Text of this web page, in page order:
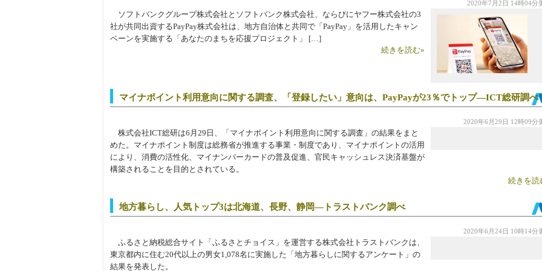
2020年7月2日 14時04分
ソフトバンクグループ株式会社とソフトバンク株式会社、ならびにヤフー株式会社の3
社が共同出資するPayPay株式会社は、地方自治体と共同で「PayPay」を活用したキャン
ペーンを実施する「あなたのまちを応援プロジェクト」 […]
続きを読む»
マイナポイント利用意向に関する調査、「登録したい」意向は、PayPayが23％でトップ—ICT総研調べ
2020年6月29日 12時09分
株式会社ICT総研は6月29日、「マイナポイント利用意向に関する調査」の結果をまと
めた。マイナポイント制度は総務省が推進する事業・制度であり、マイナポイントの活用
により、消費の活性化、マイナンバーカードの普及促進、官民キャッシュレス決済基盤が
構築されることを目的とされている。
続きを読
地方暮らし、人気トップ3は北海道、長野、静岡―トラストバンク調べ
2020年6月24日 10時14分
ふるさと納税総合サイト「ふるさとチョイス」を運営する株式会社トラストバンクは、
東京都内に住む20代以上の男女1,078名に実施した「地方暮らしに関するアンケート」の
結果を発表した。